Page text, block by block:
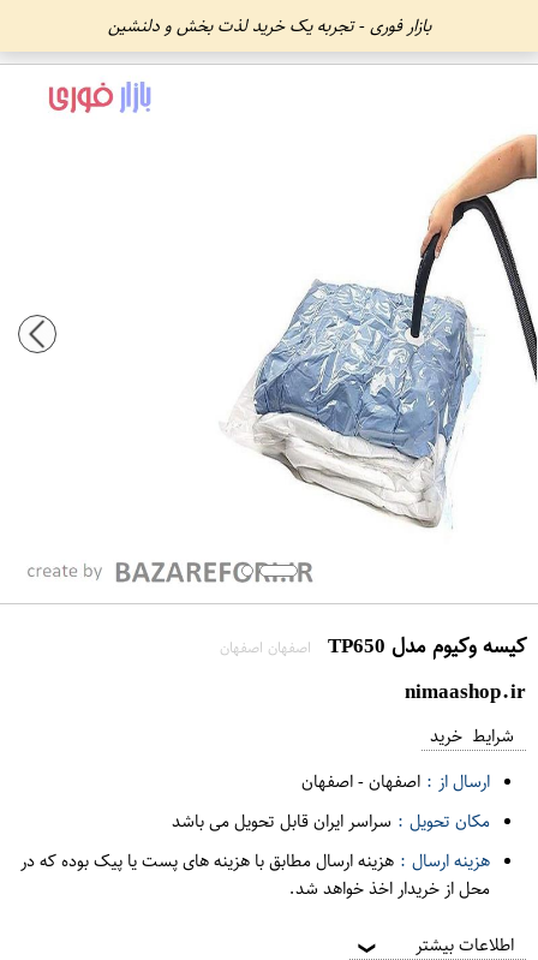
بازار فوری - تجربه یک خرید لذت بخش و دلنشین
کیسه وکیوم مدل TP650 اصفهان اصفهان
nimaashop.ir
شرایط خرید
ارسال از : اصفهان-اصفهان
مکان تحویل : سراسر ایران قابل تحویل می باشد
هزینه ارسال : هزینه ارسال مطابق با هزینه های پست یا پیک بوده که در
محل از خریدار اخذ خواهد شد.
اطلاعات بیشتر ❯